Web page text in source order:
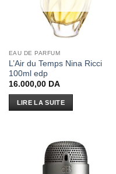
EAU DE PARFUM
L’Air du Temps Nina Ricci
100ml edp
16.000,00 DA
LIRE LA SUITE